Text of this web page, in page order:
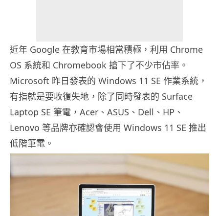
近年 Google 在教育市場相當積極，利用 Chrome
OS 系統和 Chromebook 搶下了不少市佔率。
Microsoft 昨日發表的 Windows 11 SE 作業系統，
有指就是要收復失地，除了同時發表的 Surface
Laptop SE 筆電，Acer、ASUS、Dell、HP、
Lenovo 等品牌亦確認會使用 Windows 11 SE 推出
低階筆電。